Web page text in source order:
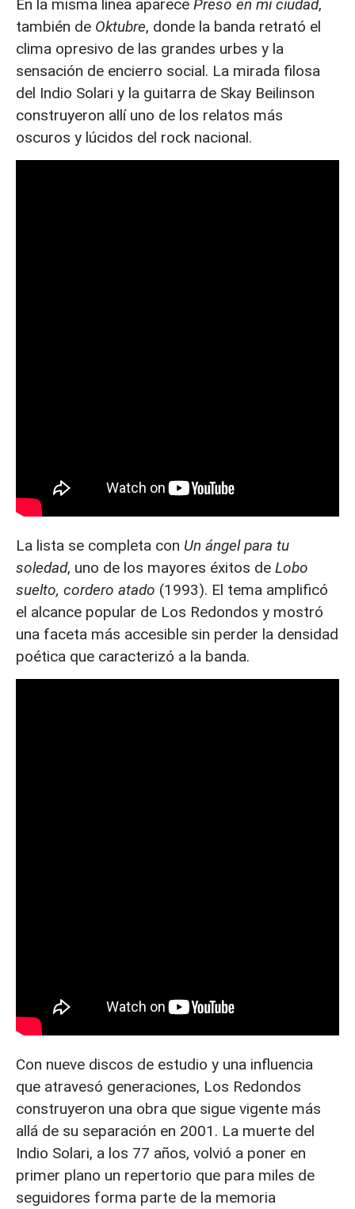
En la misma línea aparece Preso en mi ciudad,
también de Oktubre, donde la banda retrató el
clima opresivo de las grandes urbes y la
sensación de encierro social. La mirada filosa
del Indio Solari y la guitarra de Skay Beilinson
construyeron allí uno de los relatos más
oscuros y lúcidos del rock nacional.
La lista se completa con Un ángel para tu
soledad, uno de los mayores éxitos de Lobo
suelto, cordero atado (1993). El tema amplificó
el alcance popular de Los Redondos y mostró
una faceta más accesible sin perder la densidad
poética que caracterizó a la banda.
Con nueve discos de estudio y una influencia
que atravesó generaciones, Los Redondos
construyeron una obra que sigue vigente más
allá de su separación en 2001. La muerte del
Indio Solari, a los 77 años, volvió a poner en
primer plano un repertorio que para miles de
seguidores forma parte de la memoria